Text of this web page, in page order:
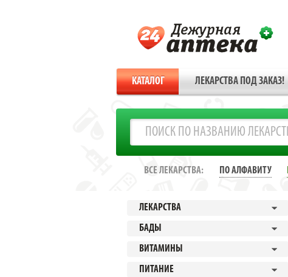
КАТАЛОГ ЛЕКАРСТВА ПОД ЗАКАЗ!
ВСЕ ЛЕКАРСТВА: ПО АЛФАВИТУ
ЛЕКАРСТВА
БАДЫ
ВИТАМИНЫ
ПИТАНИЕ